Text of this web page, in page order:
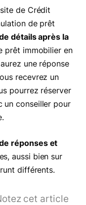
de Crédit
de prêt
détails après la
prêt immobilier en
une réponse
recevrez un
pourrez réserver
un conseiller pour
réponses et
aussi bien sur
différents.
cet article